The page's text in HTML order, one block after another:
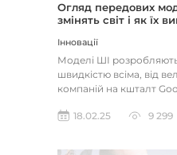
Огляд передових
змінять світ і як їх
Інновації
Моделі ШІ
швидкістю всіма, від
компаній на кшталт
18.02.25
9 299